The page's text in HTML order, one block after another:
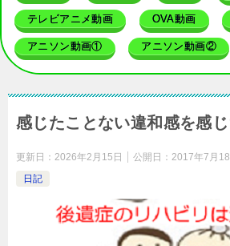
テレビアニメ動画 OVA動画
アニソン動画① アニソン動画②
感じたことない違和感を感
更新日： 2026年2月15日 公開日： 2017年7月18
日記